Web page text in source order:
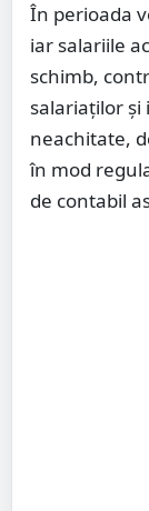
În perioada
iar salariile
schimb,
salariaților
neachitate,
în mod
de contabil